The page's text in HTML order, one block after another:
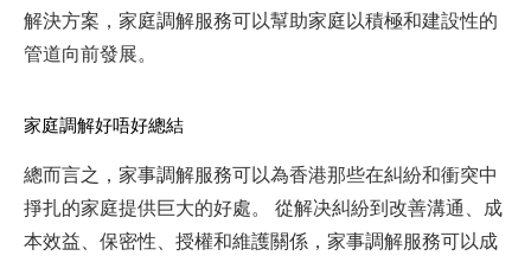
解決方案，家庭調解服務可以幫助家庭以積極和建設性的
管道向前發展。
家庭調解好唔好總結
總而言之，家事調解服務可以為香港那些在糾紛和衝突中
掙扎的家庭提供巨大的好處。 從解决糾紛到改善溝通、成
本效益、保密性、授權和維護關係，家事調解服務可以成